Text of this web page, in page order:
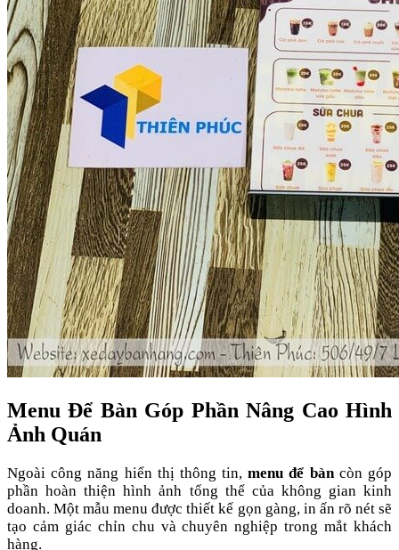
Menu Để Bàn Góp Phần Nâng Cao Hình
Ảnh Quán
Ngoài công năng hiển thị thông tin,menu để bàncòn góp
phần hoàn thiện hình ảnh tổng thể của không gian kinh
doanh. Một mẫu menu được thiết kế gọn gàng, in ấn rõ nét sẽ
tạo cảm giác chỉn chu và chuyên nghiệp trong mắt khách
hàng.